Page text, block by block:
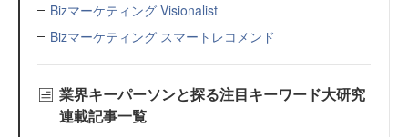
Bizマーケティング Visionalist
Bizマーケティング スマートレコメンド
業界キーパーソンと探る注目キーワード大研究
連載記事一覧